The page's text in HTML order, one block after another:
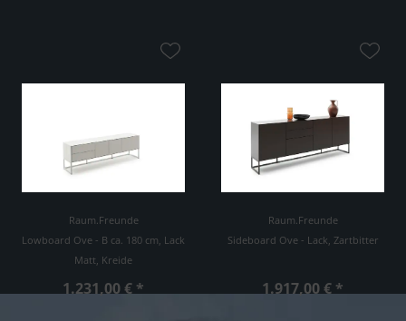
Raum.Freunde
Lowboard Ove - B ca. 180 cm, Lack
Matt, Kreide
1.231,00 € *
Raum.Freunde
Sideboard Ove - Lack, Zartbitter
1.917,00 € *